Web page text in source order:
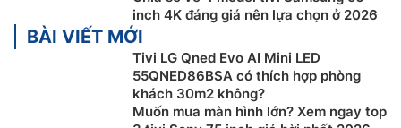
Bộ xử lý AI Q4
Smart tivi Samsung 4K 50 inchQA50Q7FAAKXXV
inch 4K đáng giá nên lựa chọn ở 2026
BÀI VIẾT MỚI
Tivi LG Qned Evo AI Mini LED
55QNED86BSA có thích hợp phòng
khách 30m2 không?
Muốn mua màn hình lớn? Xem ngay top